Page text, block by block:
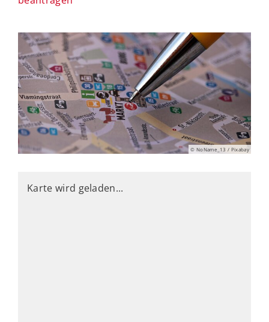
© NoName_13 / Pixabay
Karte wird geladen...